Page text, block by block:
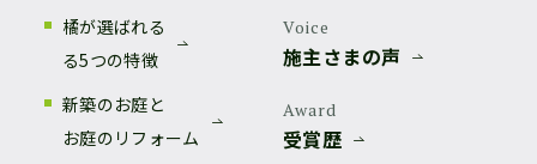
橘が選ばれる
る5つの特徴
新築のお庭と
お庭のリフォーム
Voice
施主さまの声
Award
受賞歴